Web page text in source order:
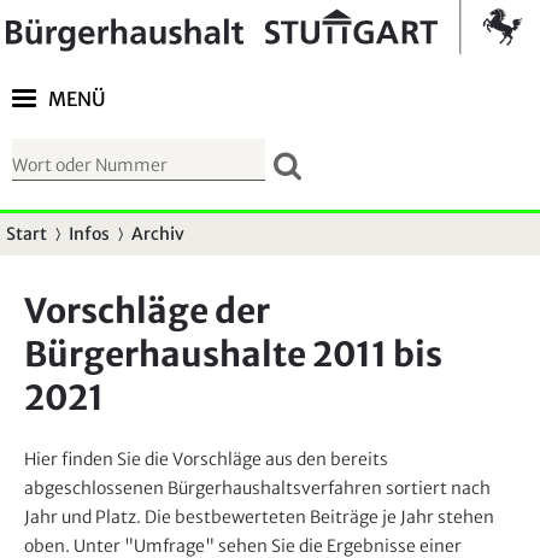
Springe zur Navigation
Kontrast umschalten
MENÜ
S
u
c
f
o
r
m
l
a
r
S
Start Infos Archiv
Vorschläge der
Bürgerhaushalte 2011 bis
2021
Hier finden Sie die Vorschläge aus den bereits
abgeschlossenen Bürgerhaushaltsverfahren sortiert nach
Jahr und Platz. Die bestbewerteten Beiträge je Jahr stehen
oben. Unter "Umfrage" sehen Sie die Ergebnisse einer